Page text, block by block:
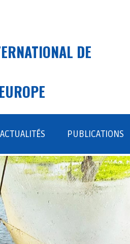
DE
ACTUALITÉS PUBLICATIONS